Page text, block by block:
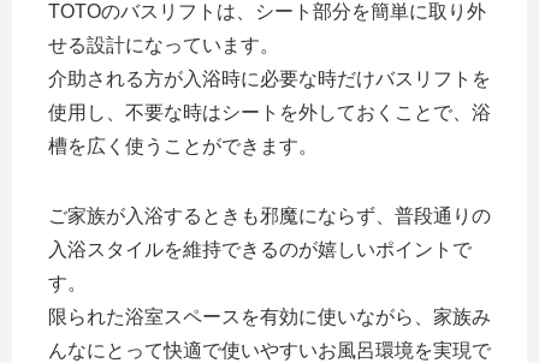
TOTOのバスリフトは、シート部分を簡単に取り外
せる設計になっています。
介助される方が入浴時に必要な時だけバスリフトを
使用し、不要な時はシートを外しておくことで、浴
槽を広く使うことができます。
ご家族が入浴するときも邪魔にならず、普段通りの
入浴スタイルを維持できるのが嬉しいポイントで
す。
限られた浴室スペースを有効に使いながら、家族み
んなにとって快適で使いやすいお風呂環境を実現で